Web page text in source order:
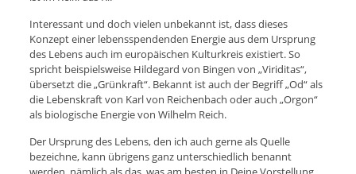
Interessant und doch vielen unbekannt ist, dass dieses
Konzept einer lebensspendenden Energie aus dem Ursprung
des Lebens auch im europäischen Kulturkreis existiert. So
spricht beispielsweise Hildegard von Bingen von „Viriditas“,
übersetzt die „Grünkraft“. Bekannt ist auch der Begriff „Od“ als
die Lebenskraft von Karl von Reichenbach oder auch „Orgon“
als biologische Energie von Wilhelm Reich.
Der Ursprung des Lebens, den ich auch gerne als Quelle
bezeichne, kann übrigens ganz unterschiedlich benannt